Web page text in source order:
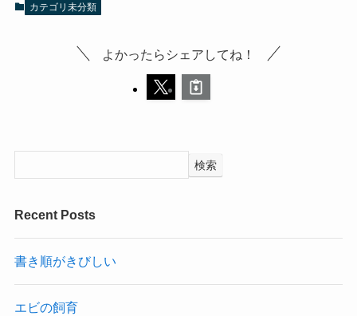
カテゴリ未分類
よかったらシェアしてね！
検索
Recent Posts
書き順がきびしい
エビの飼育